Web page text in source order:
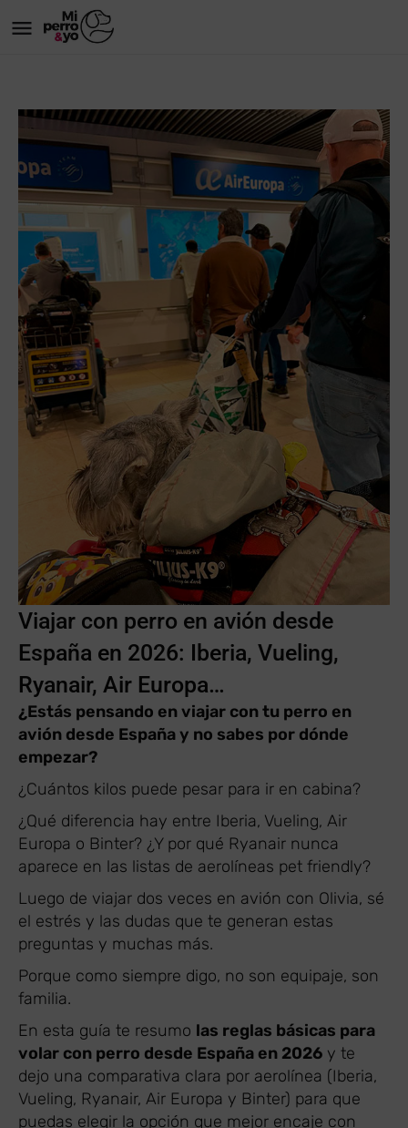
Viajar con perro en avión desde
España en 2026: Iberia, Vueling,
Ryanair, Air Europa…
¿Estás pensando en viajar con tu perro en
avión desde España y no sabes por dónde
empezar?
¿Cuántos kilos puede pesar para ir en cabina?
¿Qué diferencia hay entre Iberia, Vueling, Air
Europa o Binter? ¿Y por qué Ryanair nunca
aparece en las listas de aerolíneas pet friendly?
Luego de viajar dos veces en avión con Olivia, sé
el estrés y las dudas que te generan estas
preguntas y muchas más.
Porque como siempre digo, no son equipaje, son
familia.
En esta guía te resumo las reglas básicas para
volar con perro desde España en 2026 y te
dejo una comparativa clara por aerolínea (Iberia,
Vueling, Ryanair, Air Europa y Binter) para que
puedas elegir la opción que mejor encaje con